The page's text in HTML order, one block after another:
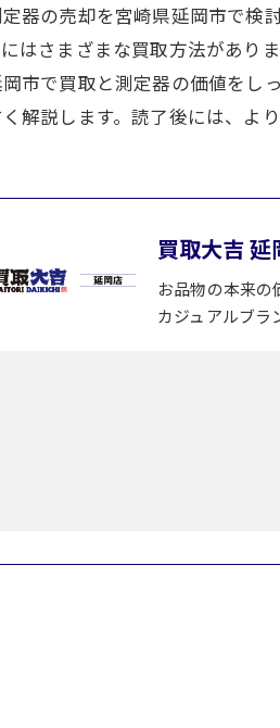
器の売却を宮崎県延岡市で検
はさまざまな買取方法があり
市で買取と測定器の価値をし
解説します。読了後には、よ
買取大吉 延
お品物の本来の
カジュアルブラ